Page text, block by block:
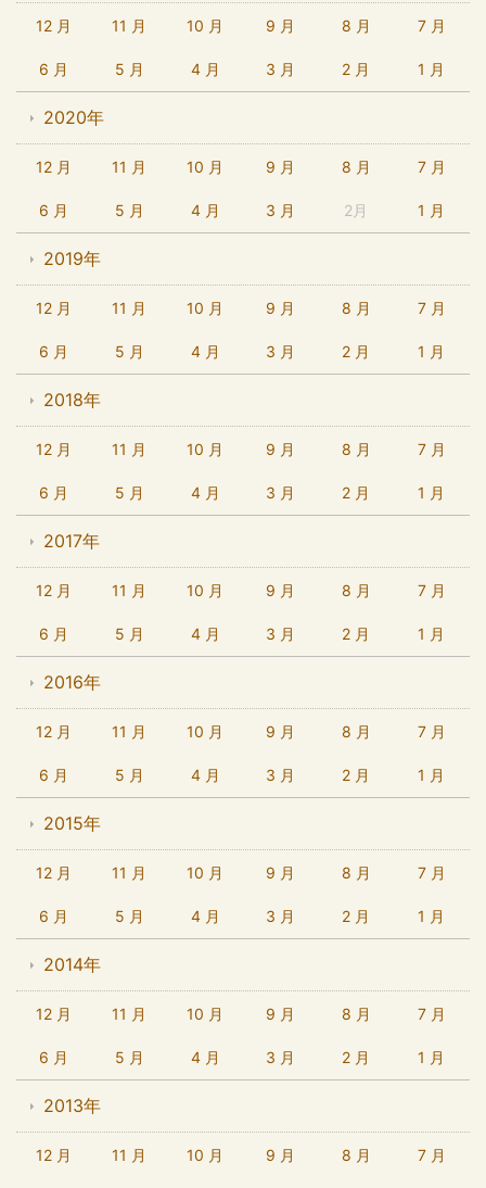
12 月 11 月 10 月 9 月 8 月 7 月
6 月 5 月 4 月 3 月 2 月 1 月
2020年
12 月 11 月 10 月 9 月 8 月 7 月
6 月 5 月 4 月 3 月 2月 1 月
2019年
12 月 11 月 10 月 9 月 8 月 7 月
6 月 5 月 4 月 3 月 2 月 1 月
2018年
12 月 11 月 10 月 9 月 8 月 7 月
6 月 5 月 4 月 3 月 2 月 1 月
2017年
12 月 11 月 10 月 9 月 8 月 7 月
6 月 5 月 4 月 3 月 2 月 1 月
2016年
12 月 11 月 10 月 9 月 8 月 7 月
6 月 5 月 4 月 3 月 2 月 1 月
2015年
12 月 11 月 10 月 9 月 8 月 7 月
6 月 5 月 4 月 3 月 2 月 1 月
2014年
12 月 11 月 10 月 9 月 8 月 7 月
6 月 5 月 4 月 3 月 2 月 1 月
2013年
12 月 11 月 10 月 9 月 8 月 7 月